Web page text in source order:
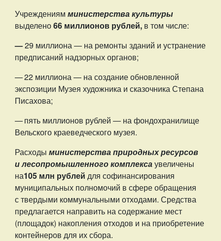
Учреждениям министерства культуры
выделено66 миллионов рублей, в том числе:
—29 миллиона — на ремонты зданий и устранение
предписаний надзорных органов;
— 22 миллиона — на создание обновленной
экспозиции Музея художника и сказочника Степана
Писахова;
— пять миллионов рублей — на фондохранилище
Вельского краеведческого музея.
Расходы министерства природных ресурсов
и лесопромышленного комплексаувеличены
на105 млн рублей для софинансирования
муниципальных полномочий в сфере обращения
с твердыми коммунальными отходами. Средства
предлагается направить на содержание мест
(площадок) накопления отходов и на приобретение
контейнеров для их сбора.